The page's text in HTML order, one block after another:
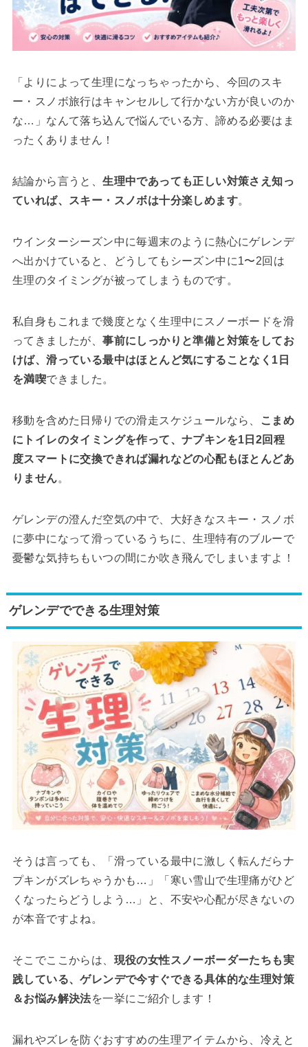
「よりによって生理になっちゃったから、今回のスキ
ー・スノボ旅行はキャンセルして行かない方が良いのか
な…」なんて落ち込んで悩んでいる方、諦める必要はま
ったくありません！
結論から言うと、生理中であっても正しい対策さえ知っ
ていれば、スキー・スノボは十分楽しめます。
ウインターシーズン中に毎週末のように熱心にゲレンデ
へ出かけていると、どうしてもシーズン中に1〜2回は
生理のタイミングが被ってしまうものです。
私自身もこれまで幾度となく生理中にスノーボードを滑
ってきましたが、事前にしっかりと準備と対策をしてお
けば、滑っている最中はほとんど気にすることなく1日
を満喫できました。
移動を含めた日帰りでの滑走スケジュールなら、
こまめ
にトイレのタイミングを作って、ナプキンを1日2回程
度スマートに交換できれば漏れなどの心配もほとんどあ
りません。
ゲレンデの澄んだ空気の中で、大好きなスキー・スノボ
に夢中になって滑っているうちに、生理特有のブルーで
憂鬱な気持ちもいつの間にか吹き飛んでしまいますよ！
ゲレンデでできる生理対策
そうは言っても、「滑っている最中に激しく転んだらナ
プキンがズレちゃうかも…」「寒い雪山で生理痛がひど
くなったらどうしよう…」と、不安や心配が尽きないの
が本音ですよね。
そこでここからは、 現役の女性スノーボーダーたちも実
践している、ゲレンデで今すぐできる具体的な生理対策
＆お悩み解決法を一挙にご紹介します！
漏れやズレを防ぐおすすめの生理アイテムから、冷えと